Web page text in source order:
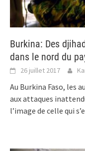
Burkina: Des
dans le nord du
26 juillet 2017
Au Burkina Faso, les
aux attaques
l’image de celle qui